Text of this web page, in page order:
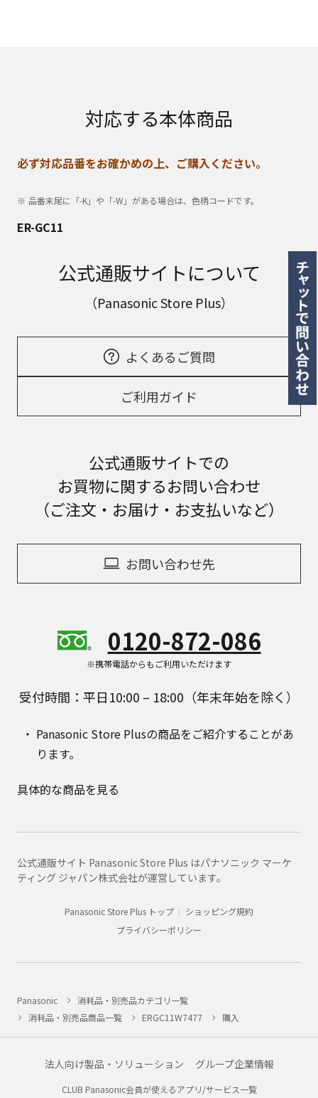
対応する本体商品
必ず対応品番をお確かめの上、ご購入ください。
品番末尾に「-K」や「-W」がある場合は、色柄コードです。
ER-GC11
公式通販サイトについて
（Panasonic Store Plus）
よくあるご質問
ご利用ガイド
公式通販サイトでの
お買物に関するお問い合わせ
（ご注文・お届け・お支払いなど）
お問い合わせ先
0120-872-086
※携帯電話からもご利用いただけます
受付時間：平日10:00 – 18:00（年末年始を除く）
Panasonic Store Plusの商品をご紹介することがあ
ります。
具体的な商品を見る
公式通販サイト Panasonic Store Plus はパナソニック マーケ
ティング ジャパン株式会社が運営しています。
Panasonic Store Plus トップ
ショッピング規約
プライバシーポリシー
Panasonic
消耗品・別売品カテゴリ一覧
消耗品・別売品商品一覧
ERGC11W7477 購入
法人向け製品・ソリューション グループ企業情報
CLUB Panasonic会員が使えるアプリ/サービス一覧